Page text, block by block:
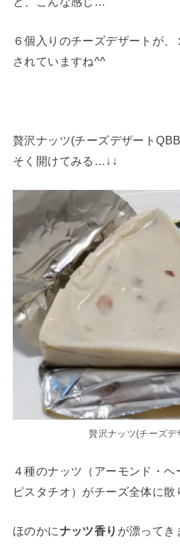
６個入りのチーズデザートが、
されていますね^^
贅沢ナッツ(チーズデザート
そく開けてみる…↓↓
贅沢ナッツ(チーズデ
４種のナッツ（アーモンド・ヘ
ピスタチオ）がチーズ全体に散
ほのかにナッツ香り が漂ってき